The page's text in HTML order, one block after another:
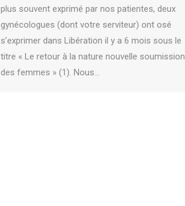
plus souvent exprimé par nos patientes, deux
gynécologues (dont votre serviteur) ont osé
s’exprimer dans Libération il y a 6 mois sous le
titre « Le retour à la nature nouvelle soumission
des femmes » (1). Nous…